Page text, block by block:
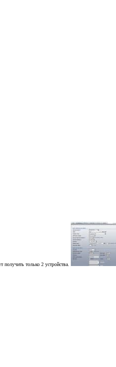
получить только 2 устройства.